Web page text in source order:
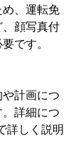
、運転免
顔写真付
です。
計画につ
詳細につ
詳しく説明